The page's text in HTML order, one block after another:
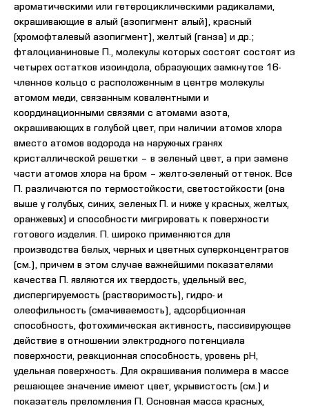
ароматическими или гетероциклическими радикалами,
окрашивающие в алый (азопигмент алый), красный
(хромофталевый азопигмент), желтый (ганза) и др.;
фталоцианиновые П., молекулы которых состоят состоят из
четырех остатков изоиндола, образующих замкнутое 16-
членное кольцо с расположенным в центре молекулы
атомом меди, связанным ковалентными и
координационными связями с атомами азота,
окрашивающих в голубой цвет, при наличии атомов хлора
вместо атомов водорода на наружных гранях
кристаллической решетки – в зеленый цвет, а при замене
части атомов хлора на бром – желто-зеленый оттенок. Все
П. различаются по термостойкости, светостойкости (она
выше у голубых, синих, зеленых П. и ниже у красных, желтых,
оранжевых) и способности мигрировать к поверхности
готового изделия. П. широко применяются для
производства белых, черных и цветных суперконцентратов
(см.), причем в этом случае важнейшими показателями
качества П. являются их твердость, удельный вес,
диспергируемость (растворимость), гидро- и
олеофильность (смачиваемость), адсорбционная
способность, фотохимическая активность, пассивирующее
действие в отношении электродного потенциала
поверхности, реакционная способность, уровень pH,
удельная поверхность. Для окрашивания полимера в массе
решающее значение имеют цвет, укрывистость (см.) и
показатель преломления П. Основная масса красных,